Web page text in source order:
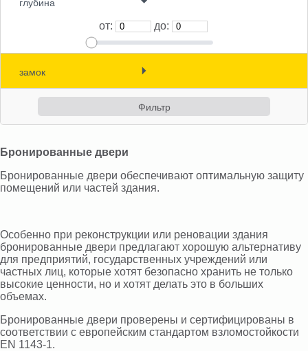
глубина
от: до:
замок
(0)
(0)
Бронированные двери
Бронированные двери обеспечивают оптимальную защиту
помещений или частей здания.
Особенно при реконструкции или реновации здания
бронированные двери предлагают хорошую альтернативу
для предприятий, государственных учреждений или
частных лиц, которые хотят безопасно хранить не только
высокие ценности, но и хотят делать это в больших
объемах.
Бронированные двери проверены и сертифицированы в
соответствии с европейским стандартом взломостойкости
EN 1143-1.
Индивидуальные сейфы ()
Денежные хранилища и
бронированные двери (0)
Bойти
Зарегистрироваться